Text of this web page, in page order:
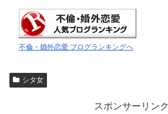
不倫・婚外恋愛 ブログランキングへ
シタ女
スポンサーリンク